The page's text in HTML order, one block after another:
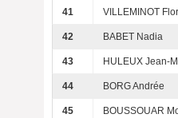
41 VILLEMINOT
42 BABET Nadia
43 HULEUX Jean-
44 BORG Andrée
45 BOUSSOUAR